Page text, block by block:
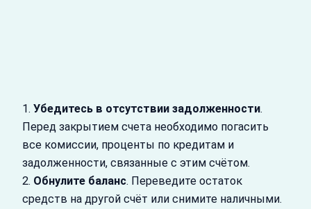
1. Убедитесь в отсутствии задолженности.
Перед закрытием счета необходимо погасить
все комиссии, проценты по кредитам и
задолженности, связанные с этим счётом.
2. Обнулите баланс. Переведите остаток
средств на другой счёт или снимите наличными.